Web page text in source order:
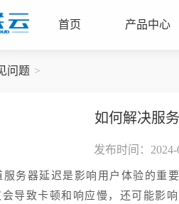
首页 产品中心
问题
如何解决服
发布时间：2024-
服务器延迟是影响用户体验的重
导致卡顿和响应慢，还可能影